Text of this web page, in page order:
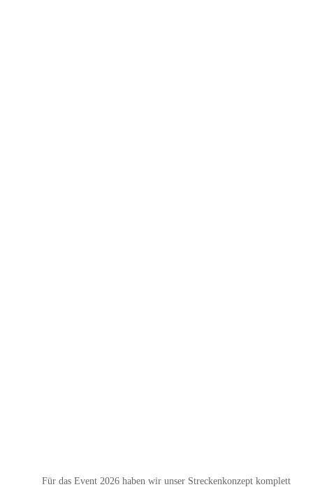
Für das Event 2026 haben wir unser Streckenkonzept komplett